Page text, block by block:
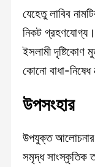
যেহেতু লাবিব
নিকট
ইসলামী দৃষ্টিকোণ
কোনো বাধা-নিষেধ
উপসংহার
উপযুক্ত আলোচনার
সমৃদ্ধ সাংস্কৃতিক